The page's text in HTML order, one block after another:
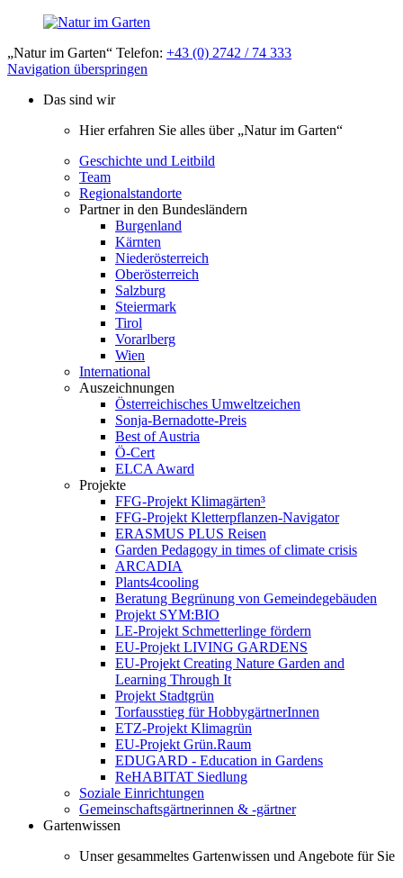
„Natur im Garten“ Telefon: +43 (0) 2742 / 74 333
Navigation überspringen
Das sind wir
Hier erfahren Sie alles über „Natur im Garten“
Geschichte und Leitbild
Team
Regionalstandorte
Partner in den Bundesländern
Burgenland
Kärnten
Niederösterreich
Oberösterreich
Salzburg
Steiermark
Tirol
Vorarlberg
Wien
International
Auszeichnungen
Österreichisches Umweltzeichen
Sonja-Bernadotte-Preis
Best of Austria
Ö-Cert
ELCA Award
Projekte
FFG-Projekt Klimagärten³
FFG-Projekt Kletterpflanzen-Navigator
ERASMUS PLUS Reisen
Garden Pedagogy in times of climate crisis
ARCADIA
Plants4cooling
Beratung Begrünung von Gemeindegebäuden
Projekt SYM:BIO
LE-Projekt Schmetterlinge fördern
EU-Projekt LIVING GARDENS
EU-Projekt Creating Nature Garden and
Learning Through It
Projekt Stadtgrün
Torfausstieg für HobbygärtnerInnen
ETZ-Projekt Klimagrün
EU-Projekt Grün.Raum
EDUGARD - Education in Gardens
ReHABITAT Siedlung
Soziale Einrichtungen
Gemeinschaftsgärtnerinnen & -gärtner
Gartenwissen
Unser gesammeltes Gartenwissen und Angebote für Sie